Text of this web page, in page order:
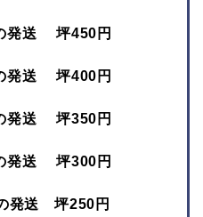
発送 坪450円
発送 坪400円
発送 坪350円
発送 坪300円
発送 坪250円